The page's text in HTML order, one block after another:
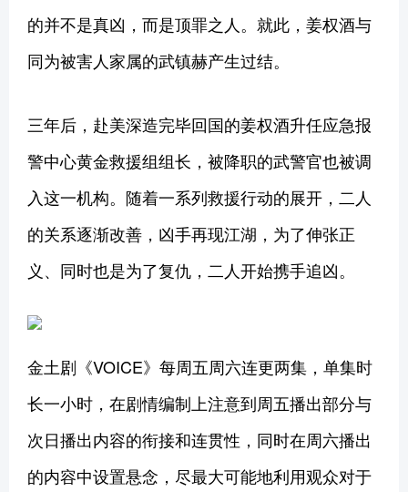
的并不是真凶，而是顶罪之人。就此，姜权酒与
同为被害人家属的武镇赫产生过结。
三年后，赴美深造完毕回国的姜权酒升任应急报
警中心黄金救援组组长，被降职的武警官也被调
入这一机构。随着一系列救援行动的展开，二人
的关系逐渐改善，凶手再现江湖，为了伸张正
义、同时也是为了复仇，二人开始携手追凶。
金土剧《VOICE》每周五周六连更两集，单集时
长一小时，在剧情编制上注意到周五播出部分与
次日播出内容的衔接和连贯性，同时在周六播出
的内容中设置悬念，尽最大可能地利用观众对于